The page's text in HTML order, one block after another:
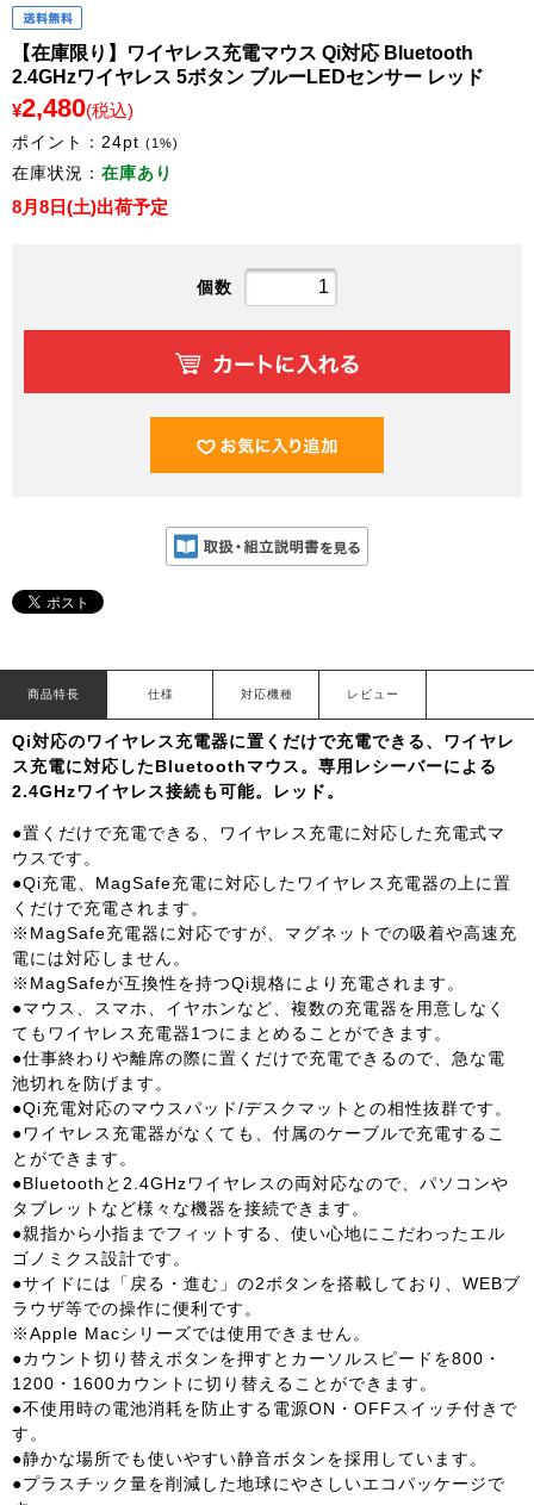
【在庫限り】ワイヤレス充電マウス Qi対応 Bluetooth
2.4GHzワイヤレス 5ボタン ブルーLEDセンサー レッド
¥2,480(税込)
ポイント： 24pt (1%)
在庫状況： 在庫あり
8月8日(土)出荷予定
個数
商品特長 仕様 対応機種 レビュー
Qi対応のワイヤレス充電器に置くだけで充電できる、ワイヤレ
ス充電に対応したBluetoothマウス。専用レシーバーによる
2.4GHzワイヤレス接続も可能。レッド。
●置くだけで充電できる、ワイヤレス充電に対応した充電式マ
ウスです。
●Qi充電、MagSafe充電に対応したワイヤレス充電器の上に置
くだけで充電されます。
※MagSafe充電器に対応ですが、マグネットでの吸着や高速充
電には対応しません。
※MagSafeが互換性を持つQi規格により充電されます。
●マウス、スマホ、イヤホンなど、複数の充電器を用意しなく
てもワイヤレス充電器1つにまとめることができます。
●仕事終わりや離席の際に置くだけで充電できるので、急な電
池切れを防げます。
●Qi充電対応のマウスパッド/デスクマットとの相性抜群です。
●ワイヤレス充電器がなくても、付属のケーブルで充電するこ
とができます。
●Bluetoothと2.4GHzワイヤレスの両対応なので、パソコンや
タブレットなど様々な機器を接続できます。
●親指から小指までフィットする、使い心地にこだわったエル
ゴノミクス設計です。
●サイドには「戻る・進む」の2ボタンを搭載しており、WEBブ
ラウザ等での操作に便利です。
※Apple Macシリーズでは使用できません。
●カウント切り替えボタンを押すとカーソルスピードを800・
1200・1600カウントに切り替えることができます。
●不使用時の電池消耗を防止する電源ON・OFFスイッチ付きで
す。
●静かな場所でも使いやすい静音ボタンを採用しています。
●プラスチック量を削減した地球にやさしいエコパッケージで